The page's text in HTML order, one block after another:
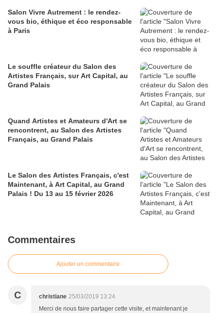
Salon Vivre Autrement : le rendez-
vous bio, éthique et éco responsable
à Paris
Le souffle créateur du Salon des
Artistes Français, sur Art Capital, au
Grand Palais
Quand Artistes et Amateurs d'Art se
rencontrent, au Salon des Artistes
Français, au Grand Palais
Le Salon des Artistes Français, c'est
Maintenant, à Art Capital, au Grand
Palais ! Du 13 au 15 février 2026
Commentaires
Ajouter un commentaire
C christiane 25/03/2019 13:24
Merci de nous faire partager cette visite, et maintenant je